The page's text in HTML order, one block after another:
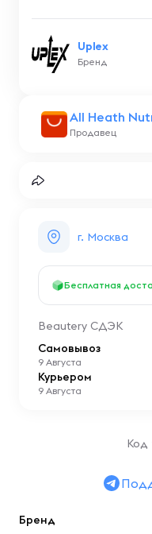
All Heath
Продавец
Uplex
Бренд
г. Москва
Бесплатная
Beautery СДЭК
Самовывоз
9 Августа
Курьером
9 Августа
Код
Бренд